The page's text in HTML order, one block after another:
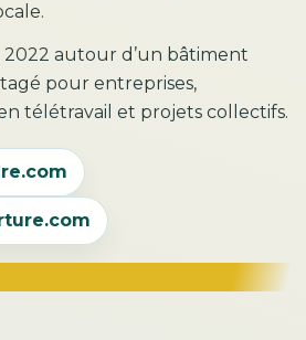
2022 autour d’un bâtiment
pour entreprises,
télétravail et projets collectifs.